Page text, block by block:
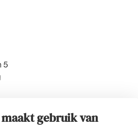
gebruik van
5